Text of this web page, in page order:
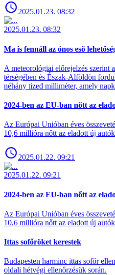
2025.01.23. 08:32
2025.01.23. 08:32
Ma is fennáll az ónos eső
A meteorológiai előrejelzés szerint
térségében és Észak-Alföldön
néhány tized milliméter, amely
2024-ben az EU-ban nőtt az
Az Európai Unióban éves
10,6 millióra nőtt az eladott új
2025.01.22. 09:21
2025.01.22. 09:21
2024-ben az EU-ban nőtt az
Az Európai Unióban éves
10,6 millióra nőtt az eladott új
Ittas sofőröket kerestek
Budapesten harminc ittas sofőr
oldali hétvégi ellenőrzésük során.